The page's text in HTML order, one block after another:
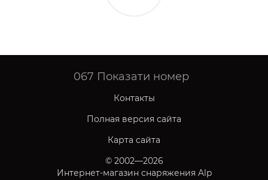
067 Показати номер
Контакты
Полная версия сайта
Карта сайта
© 2002—2026
Интернет-магазин снаряжения Alp